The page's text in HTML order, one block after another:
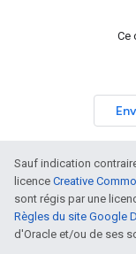
Ce
Sauf indication
licence Creative
sont régis par une
Règles du site Google
d'Oracle et/ou de ses